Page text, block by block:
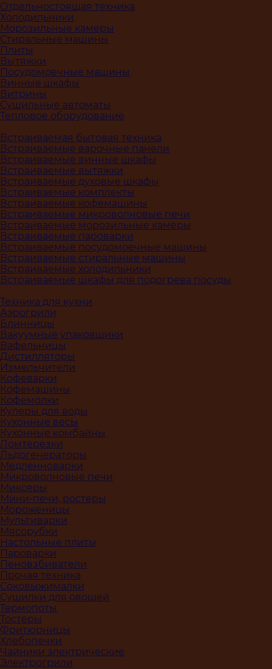
Отдельностоящая техника
Холодильники
Морозильные камеры
Стиральные машины
Плиты
Вытяжки
Посудомоечные машины
Винные шкафы
Витрины
Сушильные автоматы
Тепловое оборудование
Встраиваемая бытовая техника
Встраиваемые варочные панели
Встраиваемые винные шкафы
Встраиваемые вытяжки
Встраиваемые духовые шкафы
Встраиваемые комплекты
Встраиваемые кофемашины
Встраиваемые микроволновые печи
Встраиваемые морозильные камеры
Встраиваемые пароварки
Встраиваемые посудомоечные машины
Встраиваемые стиральные машины
Встраиваемые холодильники
Встраиваемые шкафы для подогрева посуды
Техника для кухни
Аэрогрили
Блинницы
Вакуумные упаковщики
Вафельницы
Дистилляторы
Измельчители
Кофеварки
Кофемашины
Кофемолки
Кулеры для воды
Кухонные весы
Кухонные комбайны
Ломтерезки
Льдогенераторы
Медленноварки
Микроволновые печи
Миксеры
Мини-печи, ростеры
Мороженицы
Мультиварки
Мясорубки
Настольные плиты
Пароварки
Пеновзбиватели
Прочая техника
Соковыжималки
Сушилки для овощей
Термопоты
Тостеры
Фритюрницы
Хлебопечки
Чайники электрические
Электрогрили